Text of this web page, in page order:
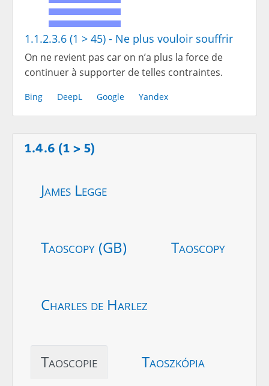
1.1.2.3.6 (1 > 45) - Ne plus vouloir souffrir
On ne revient pas car on n’a plus la force de
continuer à supporter de telles contraintes.
Bing DeepL Google Yandex
1.4.6 (1 > 5)
James Legge
Taoscopy (GB) Taoscopy
Charles de Harlez
Taoscopie Taoszkópia